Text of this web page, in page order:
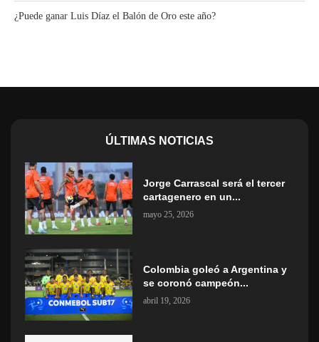
¿Puede ganar Luis Díaz el Balón de Oro este año?
ÚLTIMAS NOTICIAS
Jorge Carrascal será el tercer
cartagenero en un...
mayo 25, 2026
Colombia goleó a Argentina y
se coronó campeón...
abril 19, 2026